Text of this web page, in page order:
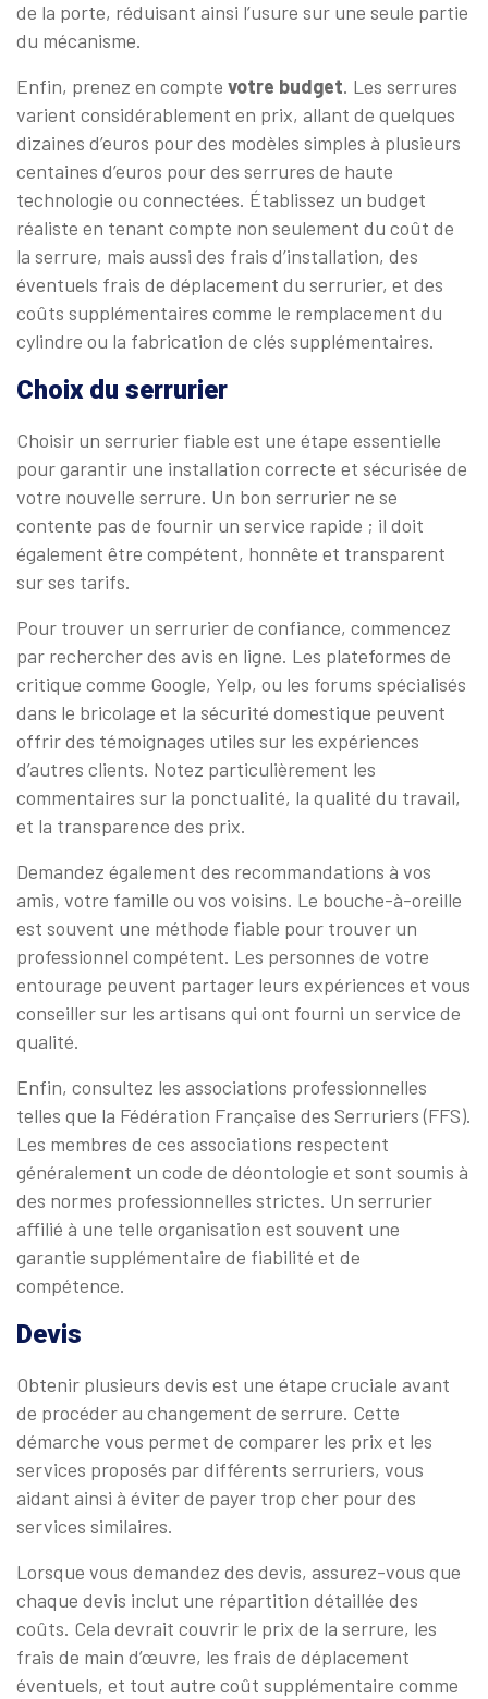
de la porte, réduisant ainsi l’usure sur une seule partie
du mécanisme.
Enfin, prenez en compte votre budget. Les serrures
varient considérablement en prix, allant de quelques
dizaines d’euros pour des modèles simples à plusieurs
centaines d’euros pour des serrures de haute
technologie ou connectées. Établissez un budget
réaliste en tenant compte non seulement du coût de
la serrure, mais aussi des frais d’installation, des
éventuels frais de déplacement du serrurier, et des
coûts supplémentaires comme le remplacement du
cylindre ou la fabrication de clés supplémentaires.
Choix du serrurier
Choisir un serrurier fiable est une étape essentielle
pour garantir une installation correcte et sécurisée de
votre nouvelle serrure. Un bon serrurier ne se
contente pas de fournir un service rapide ; il doit
également être compétent, honnête et transparent
sur ses tarifs.
Pour trouver un serrurier de confiance, commencez
par rechercher des avis en ligne. Les plateformes de
critique comme Google, Yelp, ou les forums spécialisés
dans le bricolage et la sécurité domestique peuvent
offrir des témoignages utiles sur les expériences
d’autres clients. Notez particulièrement les
commentaires sur la ponctualité, la qualité du travail,
et la transparence des prix.
Demandez également des recommandations à vos
amis, votre famille ou vos voisins. Le bouche-à-oreille
est souvent une méthode fiable pour trouver un
professionnel compétent. Les personnes de votre
entourage peuvent partager leurs expériences et vous
conseiller sur les artisans qui ont fourni un service de
qualité.
Enfin, consultez les associations professionnelles
telles que la Fédération Française des Serruriers (FFS).
Les membres de ces associations respectent
généralement un code de déontologie et sont soumis à
des normes professionnelles strictes. Un serrurier
affilié à une telle organisation est souvent une
garantie supplémentaire de fiabilité et de
compétence.
Devis
Obtenir plusieurs devis est une étape cruciale avant
de procéder au changement de serrure. Cette
démarche vous permet de comparer les prix et les
services proposés par différents serruriers, vous
aidant ainsi à éviter de payer trop cher pour des
services similaires.
Lorsque vous demandez des devis, assurez-vous que
chaque devis inclut une répartition détaillée des
coûts. Cela devrait couvrir le prix de la serrure, les
frais de main d’œuvre, les frais de déplacement
éventuels, et tout autre coût supplémentaire comme